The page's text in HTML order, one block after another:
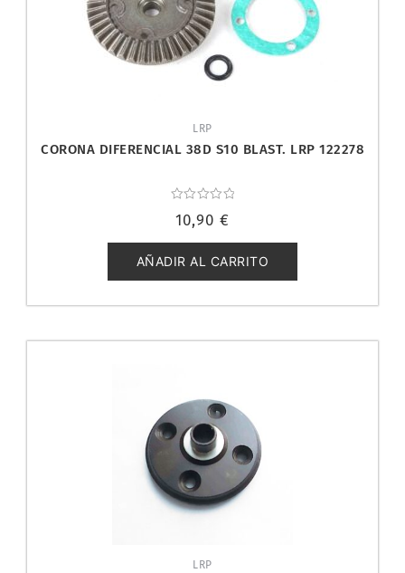
LRP
CORONA DIFERENCIAL 38D S10 BLAST. LRP 122278
con
de
5
10,90 €
AÑADIR AL CARRITO
LRP